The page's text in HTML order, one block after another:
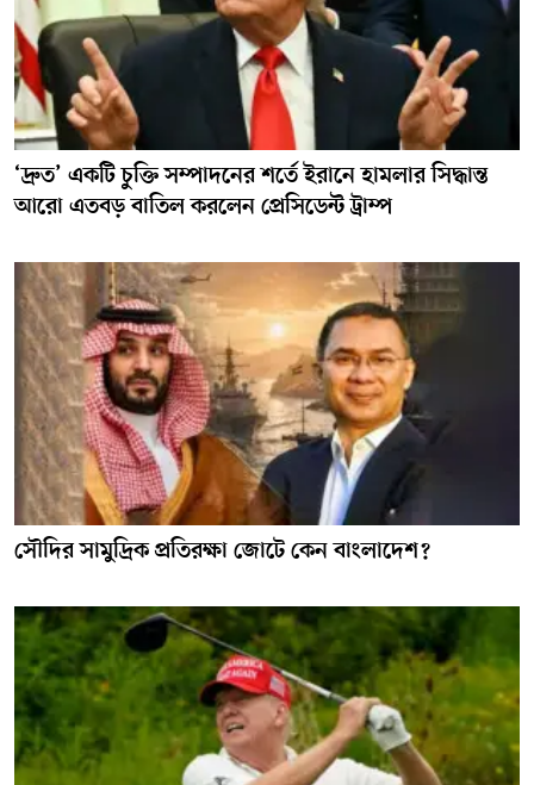
‘দ্রুত’ একটি চুক্তি সম্পাদনের শর্তে ইরানে হামলার সিদ্ধান্ত
আরো এতবড় বাতিল করলেন প্রেসিডেন্ট ট্রাম্প
সৌদির সামুদ্রিক প্রতিরক্ষা জোটে কেন বাংলাদেশ?